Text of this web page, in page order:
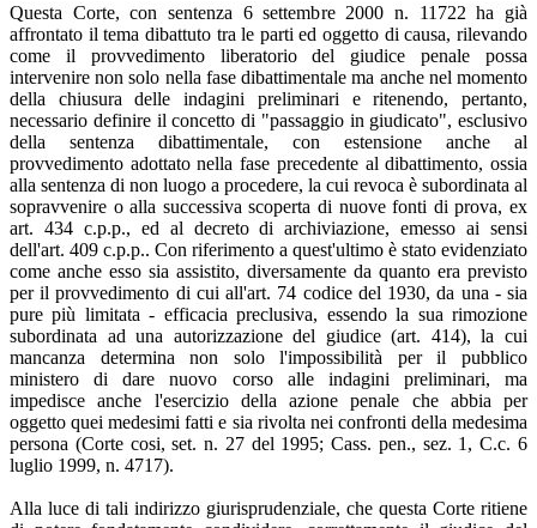
Questa Corte, con sentenza 6 settembre 2000 n. 11722 ha già
affrontato il tema dibattuto tra le parti ed oggetto di causa, rilevando
come il provvedimento liberatorio del giudice penale possa
intervenire non solo nella fase dibattimentale ma anche nel momento
della chiusura delle indagini preliminari e ritenendo, pertanto,
necessario definire il concetto di "passaggio in giudicato", esclusivo
della sentenza dibattimentale, con estensione anche al
provvedimento adottato nella fase precedente al dibattimento, ossia
alla sentenza di non luogo a procedere, la cui revoca è subordinata al
sopravvenire o alla successiva scoperta di nuove fonti di prova, ex
art. 434 c.p.p., ed al decreto di archiviazione, emesso ai sensi
dell'art. 409 c.p.p.. Con riferimento a quest'ultimo è stato evidenziato
come anche esso sia assistito, diversamente da quanto era previsto
per il provvedimento di cui all'art. 74 codice del 1930, da una - sia
pure più limitata - efficacia preclusiva, essendo la sua rimozione
subordinata ad una autorizzazione del giudice (art. 414), la cui
mancanza determina non solo l'impossibilità per il pubblico
ministero di dare nuovo corso alle indagini preliminari, ma
impedisce anche l'esercizio della azione penale che abbia per
oggetto quei medesimi fatti e sia rivolta nei confronti della medesima
persona (Corte cosi, set. n. 27 del 1995; Cass. pen., sez. 1, C.c. 6
luglio 1999, n. 4717).
Alla luce di tali indirizzo giurisprudenziale, che questa Corte ritiene